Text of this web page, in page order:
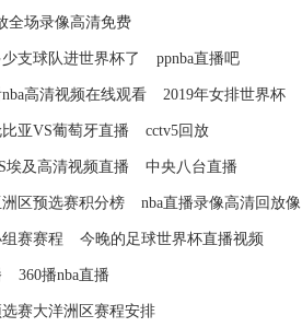
全场录像高清免费
支球队进世界杯了 ppnba直播吧
高清视频在线观看 2019年女排世界杯
亚VS葡萄牙直播 cctv5回放
埃及高清视频直播 中央八台直播
区预选赛积分榜 nba直播录像高清回放像
赛赛程 今晚的足球世界杯直播视频
360播nba直播
赛大洋洲区赛程安排